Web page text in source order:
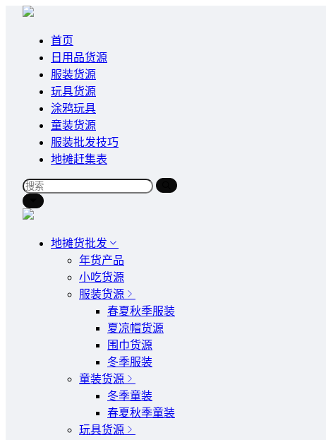
首页
日用品货源
服装货源
玩具货源
涂鸦玩具
童装货源
服装批发技巧
地摊赶集表
地摊货批发
年货产品
小吃货源
服装货源
春夏秋季服装
夏凉帽货源
围巾货源
冬季服装
童装货源
冬季童装
春夏秋季童装
玩具货源